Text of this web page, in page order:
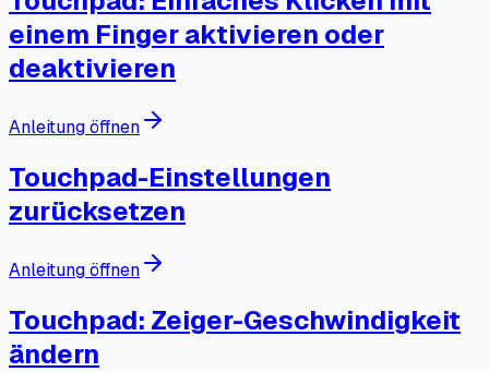
einem Finger aktivieren oder
deaktivieren
Anleitung öffnen
Touchpad-Einstellungen
zurücksetzen
Anleitung öffnen
Touchpad: Zeiger-Geschwindigkeit
ändern